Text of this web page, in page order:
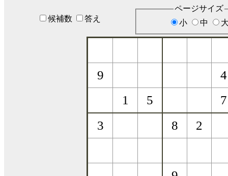
候補数 答え
ページサイズ
小
中